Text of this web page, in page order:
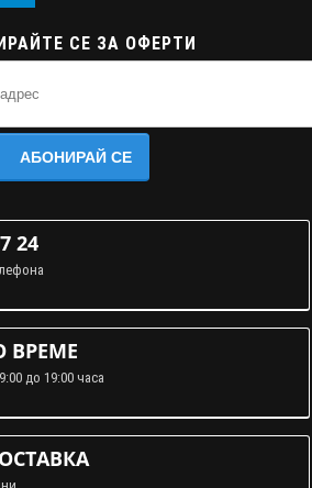
СЕ ЗА ОФЕРТИ
АБОНИРАЙ СЕ
24
ВРЕМЕ
до 19:00 часа